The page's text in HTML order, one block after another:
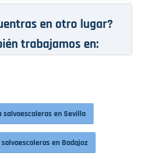
en otro lugar?
trabajamos en:
salvaescaleras en Sevilla
en Badajoz